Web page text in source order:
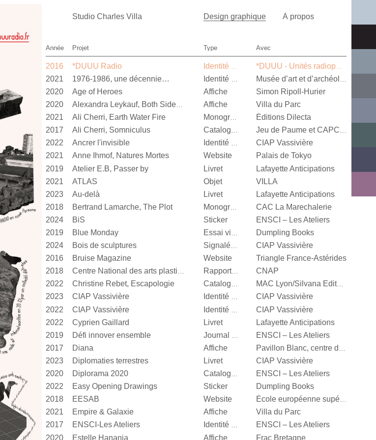
Studio Charles Villa Design graphique À propos
Année Projet Type Avec
2016 *DUUU Radio
2021 1976-1986, une décennie…
2020 Age of Heroes Affiche
Simon Ripoll-Hurier
2020
Alexandra Leykauf, Both Sides Now Affiche
Villa du Parc
2021
Ali Cherri, Earth Water Fire Monographie
Éditions Dilecta
2017
Ali Cherri, Somniculus Catalogue d’exposition Jeu de Paume et CAPC Bordeaux
2022 Ancrer l'invisible Identité visuelle
CIAP Vassivière
2021
Anne Ihmof, Natures Mortes Website
Palais de Tokyo
2019
Atelier E.B, Passer by Livret
Lafayette Anticipations
2021
ATLAS Objet
VILLA
2023
Au-delà Livret
Lafayette Anticipations
2018
Bertrand Lamarche, The Plot
CAC La Marechalerie
2024
BiS Sticker
ENSCI – Les Ateliers
2019
Blue Monday Essai visuel
Dumpling Books
2024
Bois de sculptures Signalétique
CIAP Vassivière
2016
Bruise Magazine Website
Triangle France-Astérides
2018
Centre National des arts plastiques Rapport d’activité
CNAP
2022
Christine Rebet, Escapologie Catalogue d’exposition MAC Lyon/Silvana Editoriale
2023 CIAP Vassivière Identité visuelle
CIAP Vassivière
2022
CIAP Vassivière
CIAP Vassivière
2022
Cyprien Gaillard Livret
Lafayette Anticipations
2019
Défi innover ensemble
ENSCI – Les Ateliers
2017
Diana Affiche
2023 Diplomaties terrestres Livret
CIAP Vassivière
2020
Diplorama 2020 Catalogue d’exposition
ENSCI – Les Ateliers
2022
Easy Opening Drawings Sticker
Dumpling Books
2018
EESAB Website École européenne supérieure d'art de Bretagne
2021 Empire & Galaxie Affiche
Villa du Parc
2017
ENSCI-Les Ateliers Identité visuelle
ENSCI – Les Ateliers
2020
Estelle Hanania Affiche Frac Bretagne